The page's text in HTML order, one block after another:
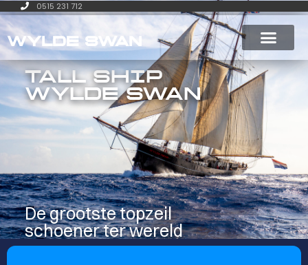
0515 231 712
WYLDE SWAN
TALL SHIP
WYLDE SWAN
De grootste topzeil
schoener ter wereld